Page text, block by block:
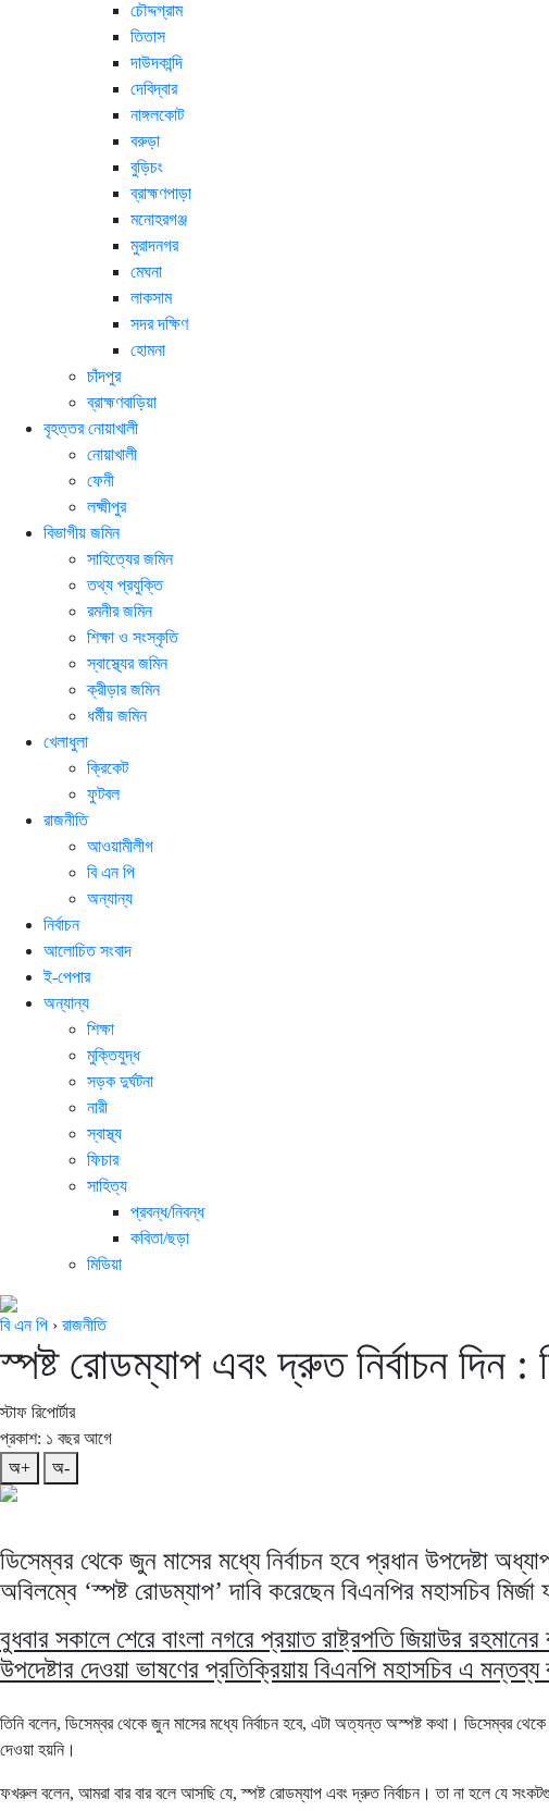
চৌদ্দগ্রাম
তিতাস
দাউদকান্দি
দেবিদ্বার
নাঙ্গলকোট
বরুড়া
বুড়িচং
ব্রাহ্মণপাড়া
মনোহরগঞ্জ
মুরাদনগর
মেঘনা
লাকসাম
সদর দক্ষিণ
হোমনা
চাঁদপুর
ব্রাহ্মণবাড়িয়া
বৃহত্তর নোয়াখালী
নোয়াখালী
ফেনী
লক্ষ্মীপুর
বিভাগীয় জমিন
সাহিত্যের জমিন
তথ্য প্রযুক্তি
রমনীর জমিন
শিক্ষা ও সংস্কৃতি
স্বাস্থ্যের জমিন
ক্রীড়ার জমিন
ধর্মীয় জমিন
খেলাধুলা
ক্রিকেট
ফুটবল
রাজনীতি
আওয়ামীলীগ
বি এন পি
অন্যান্য
নির্বাচন
আলোচিত সংবাদ
ই-পেপার
অন্যান্য
শিক্ষা
মুক্তিযুদ্ধ
সড়ক দুর্ঘটনা
নারী
স্বাস্থ্য
ফিচার
সাহিত্য
প্রবন্ধ/নিবন্ধ
কবিতা/ছড়া
মিডিয়া
বি এন পি › রাজনীতি
স্পষ্ট রোডম্যাপ এবং দ্রুত নির্বাচন দিন :
স্টাফ রিপোর্টার
প্রকাশ: ১ বছর আগে
অ+
অ-
ডিসেম্বর থেকে জুন মাসের মধ্যে নির্বাচন হবে প্রধান উপদেষ্টা
অবিলম্বে ‘স্পষ্ট রোডম্যাপ’ দাবি করেছেন বিএনপির মহাসচিব
বুধবার সকালে শেরে বাংলা নগরে প্রয়াত রাষ্ট্রপতি জিয়াউর
উপদেষ্টার দেওয়া ভাষণের প্রতিক্রিয়ায় বিএনপি মহাসচিব এ
তিনি বলেন, ডিসেম্বর থেকে জুন মাসের মধ্যে নির্বাচন হবে, এটা অত্যন্ত অস্পষ্ট কথা। ডিসেম্বর
দেওয়া হয়নি।
ফখরুল বলেন, আমরা বার বার বলে আসছি যে, স্পষ্ট রোডম্যাপ এবং দ্রুত নির্বাচন। তা না হলে যে